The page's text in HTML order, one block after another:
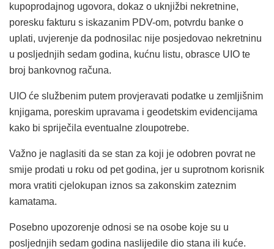
kupoprodajnog ugovora, dokaz o uknjižbi nekretnine,
poresku fakturu s iskazanim PDV-om, potvrdu banke o
uplati, uvjerenje da podnosilac nije posjedovao nekretninu
u posljednjih sedam godina, kućnu listu, obrasce UIO te
broj bankovnog računa.
UIO će službenim putem provjeravati podatke u zemljišnim
knjigama, poreskim upravama i geodetskim evidencijama
kako bi spriječila eventualne zloupotrebe.
Važno je naglasiti da se stan za koji je odobren povrat ne
smije prodati u roku od pet godina, jer u suprotnom korisnik
mora vratiti cjelokupan iznos sa zakonskim zateznim
kamatama.
Posebno upozorenje odnosi se na osobe koje su u
posljednjih sedam godina naslijedile dio stana ili kuće.